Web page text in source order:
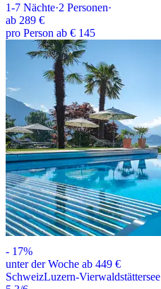
1-7 Nächte·2 Personen·
ab 289 €
pro Person ab € 145
- 17%
unter der Woche ab 449 €
SchweizLuzern-Vierwaldstättersee